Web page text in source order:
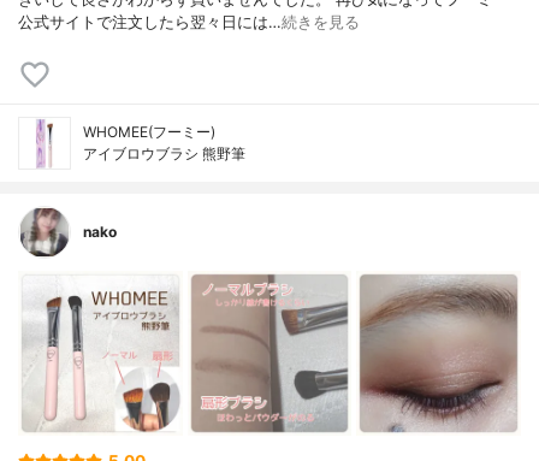
公式サイトで注文したら翌々日には…続きを見る
WHOMEE(フーミー)
アイブロウブラシ 熊野筆
nako